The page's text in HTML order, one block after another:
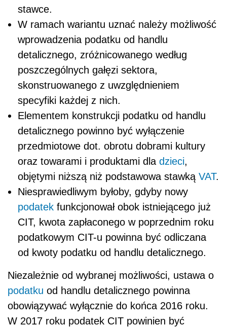
stawce.
W ramach wariantu uznać należy możliwość
wprowadzenia podatku od handlu
detalicznego, zróżnicowanego według
poszczególnych gałęzi sektora,
skonstruowanego z uwzględnieniem
specyfiki każdej z nich.
Elementem konstrukcji podatku od handlu
detalicznego powinno być wyłączenie
przedmiotowe dot. obrotu dobrami kultury
oraz towarami i produktami dla dzieci,
objętymi niższą niż podstawowa stawką VAT.
Niesprawiedliwym byłoby, gdyby nowy
podatek funkcjonował obok istniejącego już
CIT, kwota zapłaconego w poprzednim roku
podatkowym CIT-u powinna być odliczana
od kwoty podatku od handlu detalicznego.
Niezależnie od wybranej możliwości, ustawa o
podatku od handlu detalicznego powinna
obowiązywać wyłącznie do końca 2016 roku.
W 2017 roku podatek CIT powinien być